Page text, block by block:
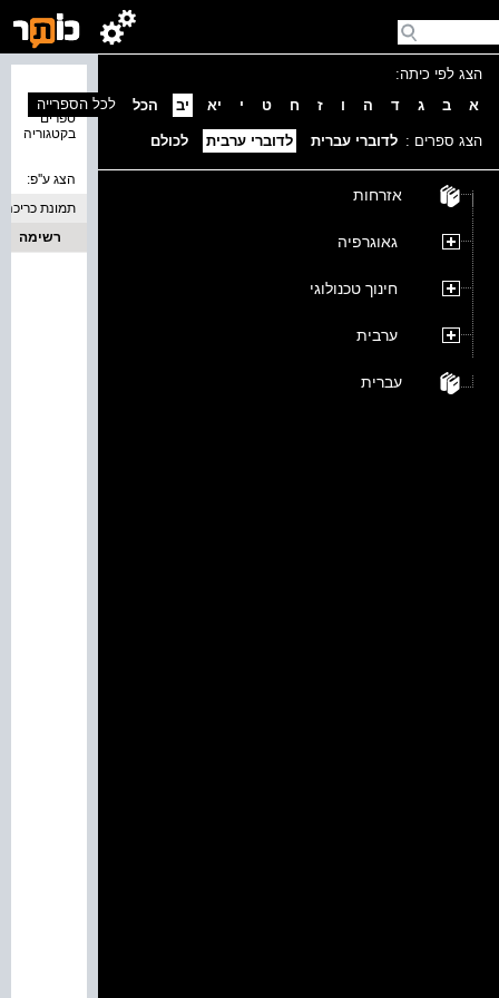
הצג לפי כיתה:
א
ב ג ד ה ו ז ח ט י יא יב הכל
הצג ספרים : לדוברי עברית לדוברי ערבית לכולם
אזרחות
גאוגרפיה
חינוך טכנולוגי
ערבית
עברית
ספרים
בקטגוריה
לכל הספרייה
הצג ע''פ:
תמונת כריכה
רשימה